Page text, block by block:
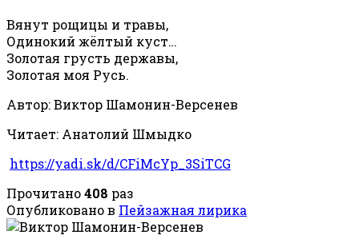
Вянут рощицы и травы,
Одинокий жёлтый куст…
Золотая грусть державы,
Золотая моя Русь.
Автор: Виктор Шамонин-Версенев
Читает: Анатолий Шмыдко
https://yadi.sk/d/CFiMcYp_3SiTCG
Прочитано408 раз
Опубликовано в Пейзажная лирика